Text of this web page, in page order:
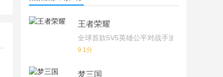
王者荣耀
全球首款5V5英雄公平对战手游
9.1分
梦三国